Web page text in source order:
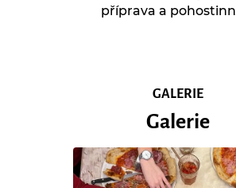
příprava a
GALERIE
Galerie